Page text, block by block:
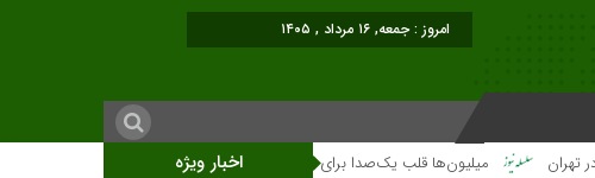
امروز : جمعه, ۱۶ مرداد , ۱۴۰۵
اخبار ویژه میلیون‌ها قلب یک‌صدا برای امام شهید می‌تپد نمایشگاه آثار هنری ویژه ارتحال